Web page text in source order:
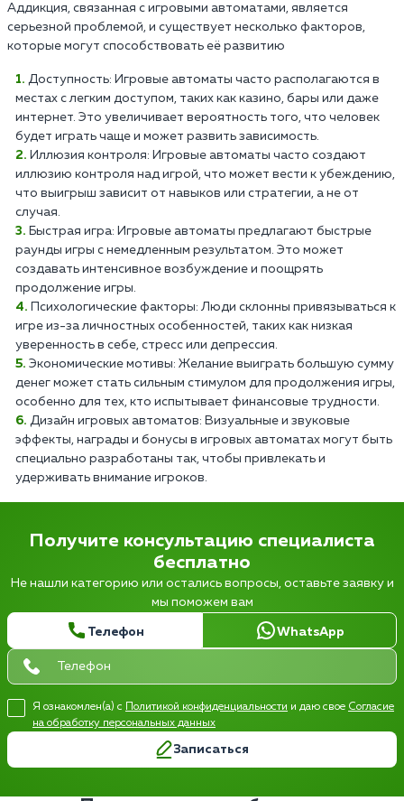
Аддикция, связанная с игровыми автоматами, является
серьезной проблемой, и существует несколько факторов,
которые могут способствовать её развитию
Доступность: Игровые автоматы часто располагаются в
местах с легким доступом, таких как казино, бары или даже
интернет. Это увеличивает вероятность того, что человек
будет играть чаще и может развить зависимость.
Иллюзия контроля: Игровые автоматы часто создают
иллюзию контроля над игрой, что может вести к убеждению,
что выигрыш зависит от навыков или стратегии, а не от
случая.
Быстрая игра: Игровые автоматы предлагают быстрые
раунды игры с немедленным результатом. Это может
создавать интенсивное возбуждение и поощрять
продолжение игры.
Психологические факторы: Люди склонны привязываться к
игре из-за личностных особенностей, таких как низкая
уверенность в себе, стресс или депрессия.
Экономические мотивы: Желание выиграть большую сумму
денег может стать сильным стимулом для продолжения игры,
особенно для тех, кто испытывает финансовые трудности.
Дизайн игровых автоматов: Визуальные и звуковые
эффекты, награды и бонусы в игровых автоматах могут быть
специально разработаны так, чтобы привлекать и
удерживать внимание игроков.
Получите консультацию специалиста
бесплатно
Не нашли категорию или остались вопросы, оставьте заявку и
мы поможем вам
Телефон WhatsApp
Я ознакомлен(а) с Политикой конфиденциальности и даю свое Согласие
на обработку персональных данных
Записаться